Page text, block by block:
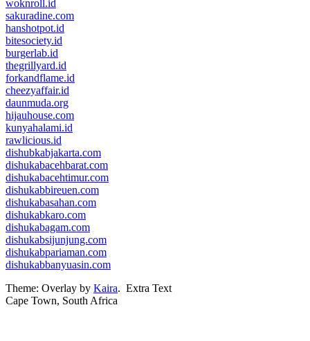
woknroll.id
sakuradine.com
hanshotpot.id
bitesociety.id
burgerlab.id
thegrillyard.id
forkandflame.id
cheezyaffair.id
daunmuda.org
hijauhouse.com
kunyahalami.id
rawlicious.id
dishubkabjakarta.com
dishukabacehbarat.com
dishukabacehtimur.com
dishukabbireuen.com
dishukabasahan.com
dishukabkaro.com
dishukabagam.com
dishukabsijunjung.com
dishukabpariaman.com
dishukabbanyuasin.com
Theme: Overlay by Kaira. Extra Text
Cape Town, South Africa